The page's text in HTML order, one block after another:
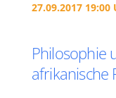
27.09.2017
Philosophie
afrikanische